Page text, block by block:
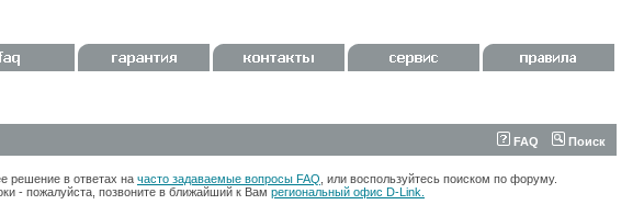
FAQ Поиск
решение в ответах на часто задаваемые вопросы FAQ , или воспользуйтесь поиском по форуму.
- пожалуйста, позвоните в ближайший к Вам региональный офис D-Link.